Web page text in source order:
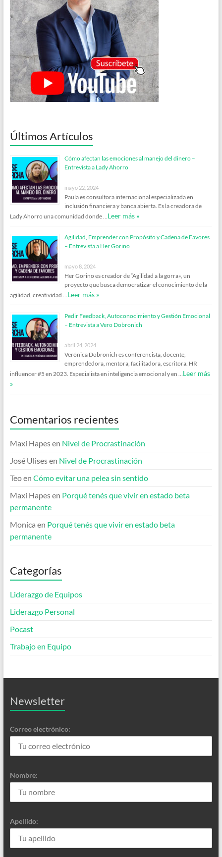
Últimos Artículos
Cómo afectan las emociones al manejo del dinero –
Entrevista a Lady Ahorro
mayo 22, 2024
Paula es consultora internacional especializada en
inclusión financiera y banca abierta. Es la creadora de
Lady Ahorro una comunidad donde … Leer más »
Agilidad, Emprender con Propósito y Cadena de Favores
– Entrevista a Her Gorino
mayo 8, 2024
Her Gorino es creador de “Agilidad a la gorra», un
proyecto que busca democratizar el conocimiento de la
agilidad, creatividad … Leer más »
Pedir Feedback, Autoconocimiento y Gestión Emocional
– Entrevista a Vero Dobronich
abril 24, 2024
Verónica Dobronich es conferencista, docente,
emprendedora, mentora, facilitadora, escritora. HR
influencer #5 en 2023. Especialista en inteligencia emocional y en … Leer más
»
Comentarios recientes
Maxi Hapesen Nivel de Procrastinación
José Ulisesen Nivel de Procrastinación
Teoen Cómo evitar una pelea sin sentido
Maxi Hapesen Porqué tenés que vivir en estado beta
permanente
Monica en Porqué tenés que vivir en estado beta
permanente
Categorías
Liderazgo de Equipos
Liderazgo Personal
Pocast
Trabajo en Equipo
Newsletter
Correo electrónico:
Nombre:
Apellido: